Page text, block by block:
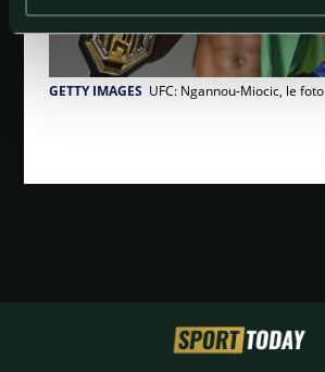
GETTY IMAGES UFC: Ngannou-Miocic, le foto